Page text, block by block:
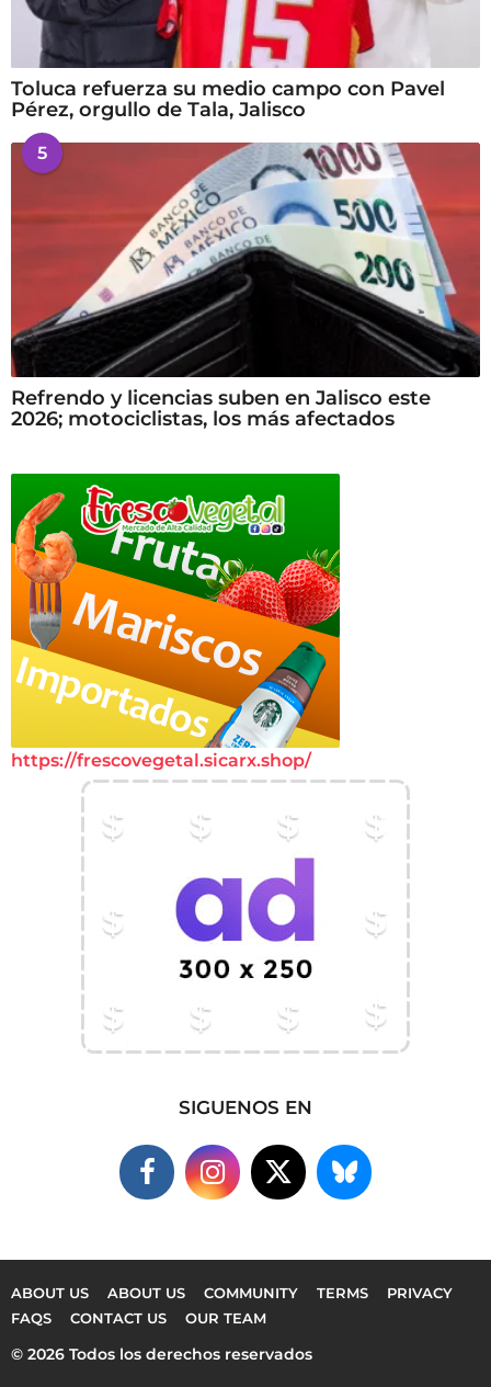
Toluca refuerza su medio campo con Pavel
Pérez, orgullo de Tala, Jalisco
5
Refrendo y licencias suben en Jalisco este
2026; motociclistas, los más afectados
https://frescovegetal.sicarx.shop/
SIGUENOS EN
ABOUT US ABOUT US COMMUNITY TERMS
PRIVACY
FAQS
CONTACT US OUR TEAM
© 2026 Todos los derechos reservados